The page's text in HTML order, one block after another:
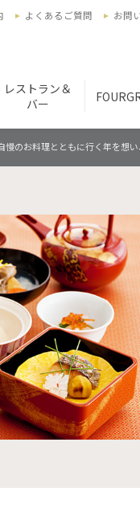
レストラン＆
バー
よくあるご質問 お問
慢のお料理とともに行く年を想